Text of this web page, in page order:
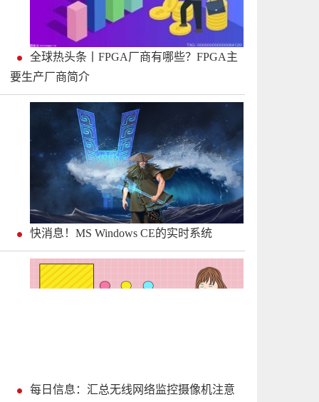
全球热头条丨FPGA厂商有哪些？FPGA主
要生产厂商简介
快消息！MS Windows CE的实时系统
每日信息：汇总无线网络监控摄像机注意